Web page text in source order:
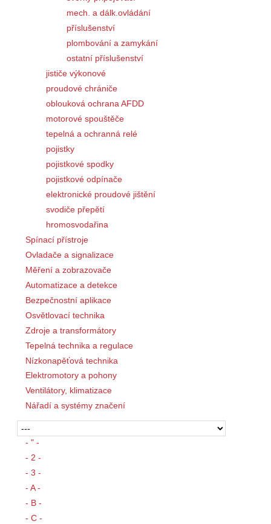
mech. a dálk.ovládání
příslušenství
plombování a zamykání
ostatní příslušenství
jističe výkonové
proudové chrániče
oblouková ochrana AFDD
motorové spouštěče
tepelná a ochranná relé
pojistky
pojistkové spodky
pojistkové odpínače
elektronické proudové jištění
svodiče přepětí
hromosvodařina
Spínací přístroje
Ovladače a signalizace
Měření a zobrazovače
Automatizace a detekce
Bezpečnostní aplikace
Osvětlovací technika
Zdroje a transformátory
Tepelná technika a regulace
Nízkonapěťová technika
Elektromotory a pohony
Ventilátory, klimatizace
Nářadí a systémy značení
- " -
- 2 -
- 3 -
- A -
- B -
- C -